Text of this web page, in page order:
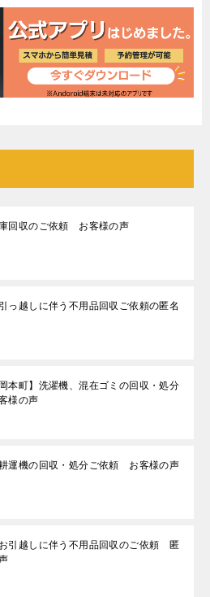
回収のご依頼 お客様の声
っ越しに伴う不用品回収ご依頼の匿名
岡本町】洗濯機、混在ゴミの回収・処分
様の声
耕運機の回収・処分ご依頼 お客様の声
引越しに伴う不用品回収のご依頼 匿